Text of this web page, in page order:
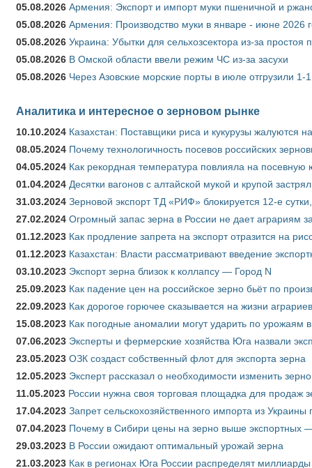
05.08.2026 Армения: Экспорт и импорт муки пшеничной и
05.08.2026 Армения: Производство муки в январе - июне 2026
05.08.2026 Украина: Убытки для сельхозсектора из-за простоя
05.08.2026 В Омской области ввели режим ЧС из-за засухи
05.08.2026 Через Азовские морские порты в июле отгрузили
Аналитика и интересное о зерновом рынке
10.10.2024 Казахстан: Поставщики риса и кукурузы жалуются
08.05.2024 Почему технологичность посевов российских
04.05.2024 Как рекордная температура повлияла на
01.04.2024 Десятки вагонов с алтайской мукой и крупой
31.03.2024 Зерновой экспорт ТД «РИФ» блокируется 12-е
27.02.2024 Огромный запас зерна в России не дает аграриям
01.12.2023 Как продление запрета на экспорт отразится на
01.12.2023 Казахстан: Власти рассматривают введение
03.10.2023 Экспорт зерна близок к коллапсу — Город N
25.09.2023 Как падение цен на российское зерно бьёт по
22.09.2023 Как дорогое горючее сказывается на жизни аграриев
15.08.2023 Как погодные аномалии могут ударить по урожаям
07.06.2023 Эксперты и фермерские хозяйства Юга назвали
23.05.2023 ОЗК создаст собственный флот для экспорта зерна
12.05.2023 Эксперт рассказал о необходимости изменить
11.05.2023 России нужна своя торговая площадка для продаж
17.04.2023 Запрет сельскохозяйственного импорта из
07.04.2023 Почему в Сибири цены на зерно выше экспортных
29.03.2023 В России ожидают оптимальный урожай зерна
21.03.2023 Как в регионах Юга России распределят